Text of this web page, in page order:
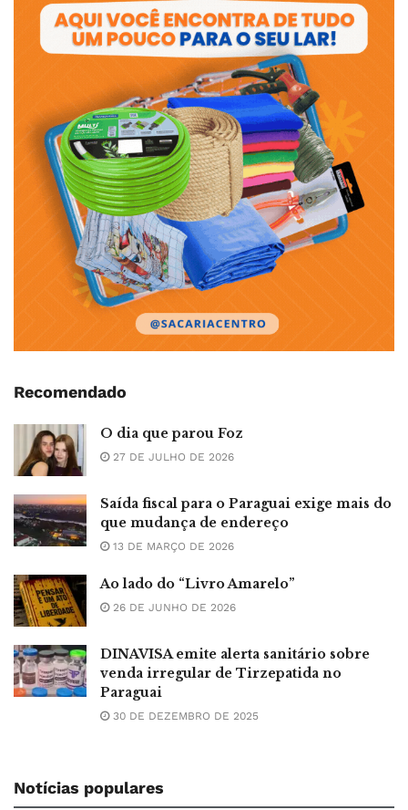
Recomendado
O dia que parou Foz
27 DE JULHO DE 2026
Saída fiscal para o Paraguai exige mais do
que mudança de endereço
13 DE MARÇO DE 2026
Ao lado do “Livro Amarelo”
26 DE JUNHO DE 2026
DINAVISA emite alerta sanitário sobre
venda irregular de Tirzepatida no
Paraguai
30 DE DEZEMBRO DE 2025
Notícias populares